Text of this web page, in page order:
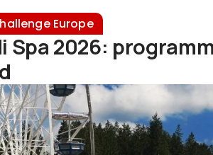
Europe
Spa 2026: